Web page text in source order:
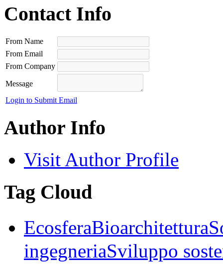
Contact Info
From Name
From Email
From Company
Message
Login to Submit Email
Author Info
Visit Author Profile
Tag Cloud
EcosferaBioarchitettura
ingegneriaSviluppo